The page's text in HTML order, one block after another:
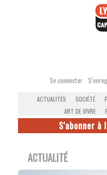
Se connecter
ACTUALITÉS SOCIÉTÉ
ART DE VIVRE
S'abonner
ACTUALITÉ